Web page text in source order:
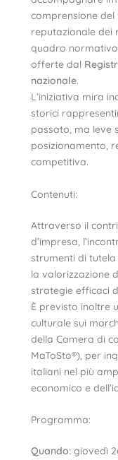
comprensione
reputazionale dei
quadro
offerte dal
nazionale.
L’iniziativa mira
storici
passato, ma leve
posizionamento,
competitiva.
Contenuti:
Attraverso il
d’impresa,
strumenti di
la valorizzazione
strategie efficaci
È previsto inoltre
culturale sui
della Camera di
MaToSto®), per
italiani nel più
economico e
Programma:
Quando: giovedì